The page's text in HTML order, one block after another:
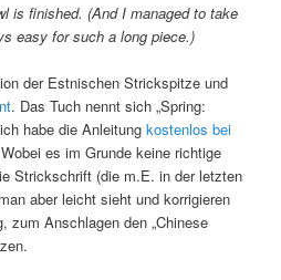
is finished. (And I managed to take
easy for such a long piece.)
der Estnischen Strickspitze und
. Das Tuch nennt sich „Spring:
habe die Anleitungkostenlos bei
es im Grunde keine richtige
Strickschrift (die m.E. in der letzten
aber leicht sieht und korrigieren
zum Anschlagen den „Chinese